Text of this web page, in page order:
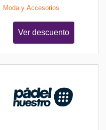
Moda y Accesorios
Ver descuento